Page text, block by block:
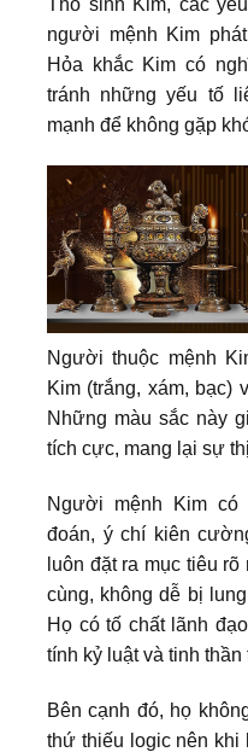
người mệnh Kim
Hỏa khắc Kim có
tránh những yếu tố
mạnh để không gặp
Người thuộc mệnh
Kim (trắng, xám, bạc)
Những màu sắc này
tích cực, mang lại sự
Người mệnh Kim có
đoán, ý chí kiên
luôn đặt ra mục tiêu
cùng, không dễ bị
Họ có tố chất lãnh
tính kỷ luật và tinh thần
Bên cạnh đó, họ
thứ thiếu logic nên khi